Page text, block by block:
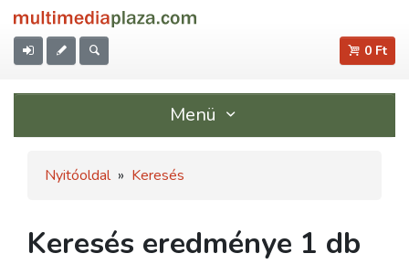
0 Ft
Menü
Nyitóoldal » Keresés
Keresés eredménye 1 db